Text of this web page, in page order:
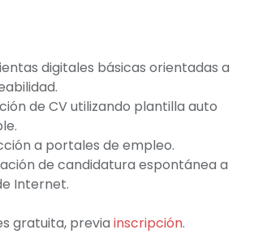
digitales básicas orientadas a
de CV utilizando plantilla auto
a portales de empleo.
de candidatura espontánea a
Internet.
gratuita, previa inscripción.